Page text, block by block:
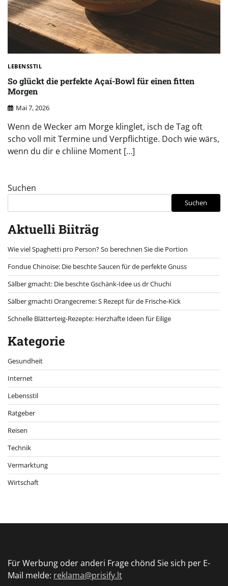
LEBENSSTIL
So glückt die perfekte Açaí-Bowl für einen fitten
Morgen
Mai 7, 2026
Wenn de Wecker am Morge klinglet, isch de Tag oft
scho voll mit Termine und Verpflichtige. Doch wie wärs,
wenn du dir e chliine Moment […]
Suchen
Suchen
Aktuelli Biiträg
Wie viel Spaghetti pro Person? So berechnen Sie die Portion
Fondue Chinoise: Die beschte Saucen für de perfekte Gnuss
Sälber gmacht: Die beschte Gschänk-Idee us dr Chuchi
Sälber gmachti Orangecreme: S Rezept für de Frische-Kick
Schnelle Blätterteig-Rezepte: Herzhafte Ideen für Eilige
Kategorie
Gesundheit
Internet
Lebensstil
Ratgeber
Reisen
Technik
Vermarktung
Wirtschaft
Für Werbung oder anderi Frage chönd Sie sich per E-
Mail melde: reklama@prisify.lt